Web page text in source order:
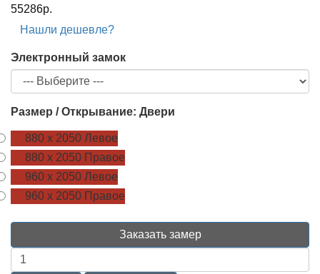
55286р.
Нашли дешевле?
Электронный замок
Размер / Открывание: Двери
880 х 2050 Левое
880 х 2050 Правое
960 х 2050 Левое
960 х 2050 Правое
Заказать замер